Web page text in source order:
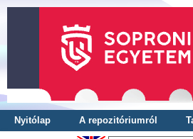
Nyitólap A repozitóriumról